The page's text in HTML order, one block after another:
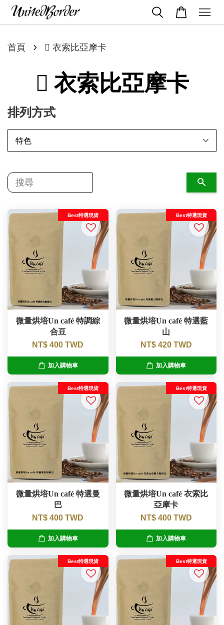
首頁 ›  衣索比亞摩卡
 衣索比亞摩卡
排列方式
Best特選現貨
微量烘培Un café 特調綜
合豆
NT$ 400 TWD
加入購物車
Best特選現貨
微量烘培Un café 特選藍
山
NT$ 420 TWD
加入購物車
Best特選現貨
微量烘培Un café 特選曼
巴
NT$ 400 TWD
加入購物車
Best特選現貨
微量烘培Un café 衣索比
亞摩卡
NT$ 400 TWD
加入購物車
Best特選現貨 Best特選現貨